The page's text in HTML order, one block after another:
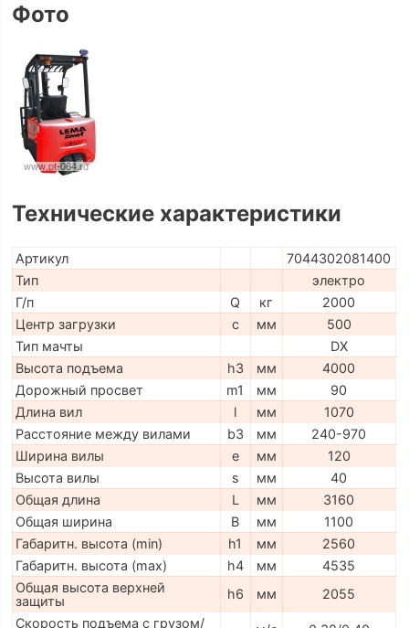
Фото
Технические характеристики
Артикул
7044302081400
Тип
электро
Г/п
Q кг
2000
Центр загрузки
c мм
500
Тип мачты
DX
Высота подъема
h3 мм
4000
Дорожный просвет
m1 мм
90
Длина вил
l мм
1070
Расстояние между вилами
b3 мм
240-970
Ширина вилы
e мм
120
Высота вилы
s мм
40
Общая длина
L мм
3160
Общая ширина
B мм
1100
Габаритн. высота (min)
h1 мм
2560
Габаритн. высота (max)
h4 мм
4535
Общая высота верхней
защиты
h6 мм
2055
Скорость подъема с грузом/